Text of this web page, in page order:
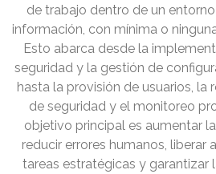
de trabajo dentro de un
información, con mínima o
Esto abarca desde la
seguridad y la gestión de
hasta la provisión de usuarios, la
de seguridad y el monitoreo
objetivo principal es aumentar
reducir errores humanos, liberar
tareas estratégicas y garantizar